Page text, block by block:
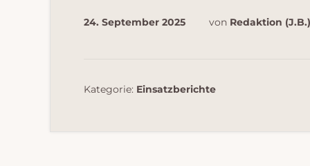
24. September 2025 von Redaktion (J.B.)
Kategorie: Einsatzberichte